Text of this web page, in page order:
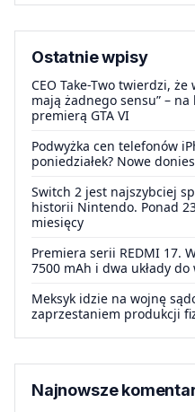
Ostatnie wpisy
CEO Take-Two twierdzi,
mają żadnego sensu” –
premierą GTA VI
Podwyżka cen telefonów
poniedziałek? Nowe
Switch 2 jest najszybciej
historii Nintendo. Ponad
miesięcy
Premiera serii REDMI 17.
7500 mAh i dwa układy do
Meksyk idzie na wojnę
zaprzestaniem produkcji
Najnowsze